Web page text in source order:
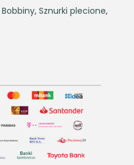
Bobbiny, Sznurki plecione,